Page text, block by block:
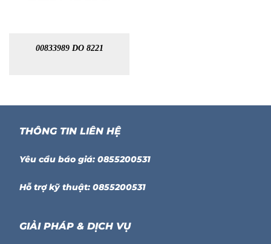
00833989 DO 8221
THÔNG TIN LIÊN HỆ
Yêu cầu báo giá: 0855200531
Hỗ trợ kỹ thuật: 0855200531
GIẢI PHÁP & DỊCH VỤ